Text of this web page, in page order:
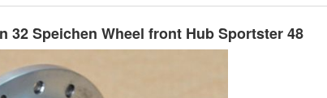
32 Speichen Wheel front Hub Sportster 48